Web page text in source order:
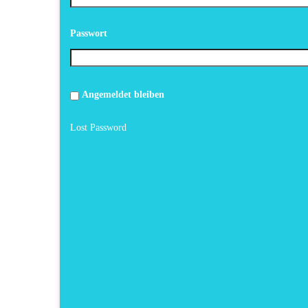
Passwort
Angemeldet bleiben
Lost Password